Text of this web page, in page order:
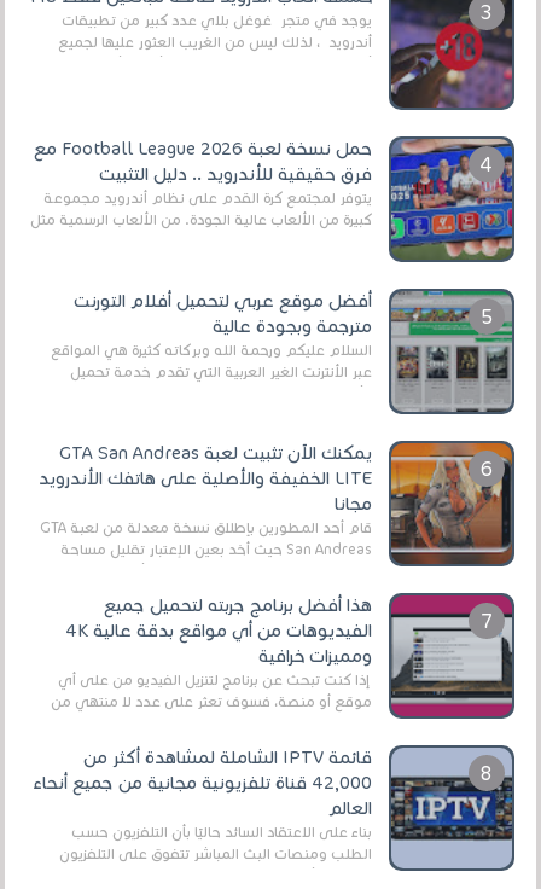
يوجد في متجر غوغل بلاي عدد كبير من تطبيقات
أندرويد ، لذلك ليس من الغريب العثور عليها لجميع
حمل نسخة لعبة Football League 2026 مع
فرق حقيقية للأندرويد .. دليل التثبيت
يتوفر لمجتمع كرة القدم على نظام أندرويد مجموعة
كبيرة من الألعاب عالية الجودة. من الألعاب الرسمية مثل
أفضل موقع عربي لتحميل أفلام التورنت
مترجمة وبجودة عالية
السلام عليكم ورحمة الله وبركاته كثيرة هي المواقع
عبر الأنترنت الغير العربية التي تقدم خدمة تحميل
يمكنك الآن تثبيت لعبة GTA San Andreas
LITE الخفيفة والأصلية على هاتفك الأندرويد
مجانا
قام أحد المطورين بإطلاق نسخة معدلة من لعبة GTA
San Andreas حيث أخد بعين الإعتبار تقليل مساحة
هذا أفضل برنامج جربته لتحميل جميع
الفيديوهات من أي مواقع بدقة عالية 4K
ومميزات خرافية
إذا كنت تبحث عن برنامج لتنزيل الفيديو من على أي
موقع أو منصة، فسوف تعثر على عدد لا منتهي من
قائمة IPTV الشاملة لمشاهدة أكثر من
42,000 قناة تلفزيونية مجانية من جميع أنحاء
العالم
بناءً على الاعتقاد السائد حاليًا بأن التلفزيون حسب
الطلب ومنصات البث المباشر تتفوق على التلفزيون